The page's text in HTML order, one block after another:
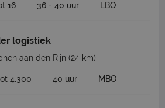
16 36 - 40 uur LBO
logistiek
aan den Rijn (24 km)
4.300 40 uur MBO